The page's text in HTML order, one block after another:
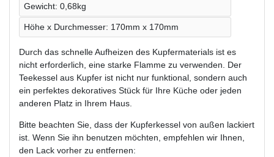
Gewicht: 0,68kg
Höhe x Durchmesser: 170mm x 170mm
Durch das schnelle Aufheizen des Kupfermaterials ist es
nicht erforderlich, eine starke Flamme zu verwenden. Der
Teekessel aus Kupfer ist nicht nur funktional, sondern auch
ein perfektes dekoratives Stück für Ihre Küche oder jeden
anderen Platz in Ihrem Haus.
Bitte beachten Sie, dass der Kupferkessel von außen lackiert
ist. Wenn Sie ihn benutzen möchten, empfehlen wir Ihnen,
den Lack vorher zu entfernen: